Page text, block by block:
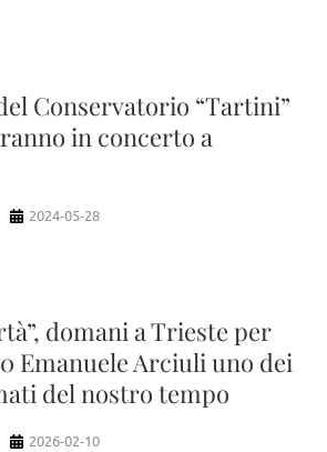
Conservatorio “Tartini”
in concerto a
2024-05-28
domani a Trieste per
Emanuele Arciuli uno dei
del nostro tempo
2026-02-10